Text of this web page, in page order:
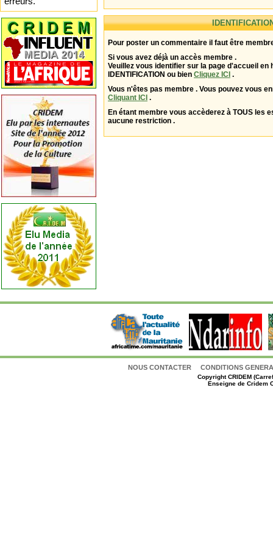
Pour poster un commentaire il faut être
Si vous avez déjà un accès membre .
Veuillez vous identifier sur la page d'accueil en
IDENTIFICATION ou bien Cliquez ICI .
Vous n'êtes pas membre . Vous pouvez vous
Cliquant ICI .
En étant membre vous accèderez à TOUS les
aucune restriction .
NOUS CONTACTER CONDITIONS
CopyrightCRIDEM
Enseigne de Cridem